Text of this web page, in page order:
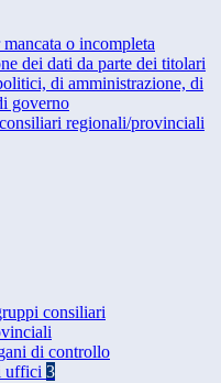
o incompleta
dei dati da parte dei titolari
di amministrazione, di
governo
regionali/provinciali
consiliari
di controllo
uffici 3